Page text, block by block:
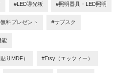
#LED導光板 #照明器具・LED照明
料プレゼント #サブスク
能
りMDF） #Etsy（エッツィー）